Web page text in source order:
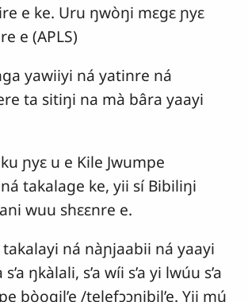
e ke. Uru ŋwòŋi mɛgɛ ɲyɛ
e (APLS)
yawiiyi ná yatinre ná
ta sitiŋi na mà bâra yaayi
ɲyɛ u e Kile Jwumpe
takalage ke, yii sí Bibiliŋi
wuu shɛɛnre e.
ná nàɲjaabii ná yaayi
ŋkàlali, s’a wíi s’a yi lwúu s’a
bòogil’e /telefɔɔnibil’e. Yii mú